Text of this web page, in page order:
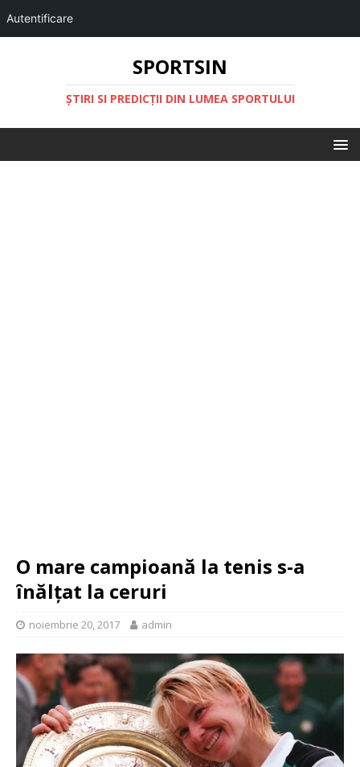
Autentificare
SPORTSIN
ŞTIRI SI PREDICŢII DIN LUMEA SPORTULUI
O mare campioană la tenis s-a
înălțat la ceruri
noiembrie 20, 2017 admin